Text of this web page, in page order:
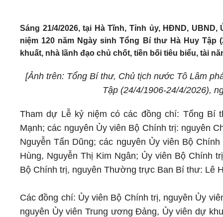
Sáng 21/4/2026, tại Hà Tĩnh, Tỉnh ủy, HĐND,
niệm 120 năm Ngày sinh Tổng Bí thư Hà Huy Tập
khuất, nhà lãnh đạo chủ chốt, tiền bối tiêu biểu, tài
[Ảnh trên: Tổng Bí thư, Chủ tịch nước Tô Lâm
Tập (24/4/1906-24/4/2026),
Tham dự Lễ kỷ niệm có các đồng chí: Tổng
Mạnh; các nguyên Ủy viên Bộ Chính trị: nguyên
Nguyễn Tấn Dũng; các nguyên Ủy viên Bộ
Hùng, Nguyễn Thị Kim Ngân; Ủy viên Bộ Chính
Bộ Chính trị, nguyên Thường trực Ban Bí thư: Lê
Các đồng chí: Ủy viên Bộ Chính trị, nguyên Ủy
nguyên Ủy viên Trung ương Đảng, Ủy viên dự